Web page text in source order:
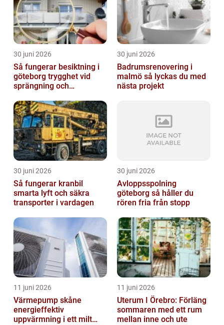
30 juni 2026
Så fungerar besiktning i
göteborg trygghet vid
sprängning och
30 juni 2026
Badrumsrenovering i
malmö så lyckas du med
nästa projekt
30 juni 2026
Så fungerar kranbil
smarta lyft och säkra
transporter i vardagen
30 juni 2026
Avloppsspolning
göteborg så håller du
rören fria från stopp
11 juni 2026
Värmepump skåne
energieffektiv
uppvärmning i ett milt
11 juni 2026
Uterum I Örebro: Förläng
sommaren med ett rum
mellan inne och ute